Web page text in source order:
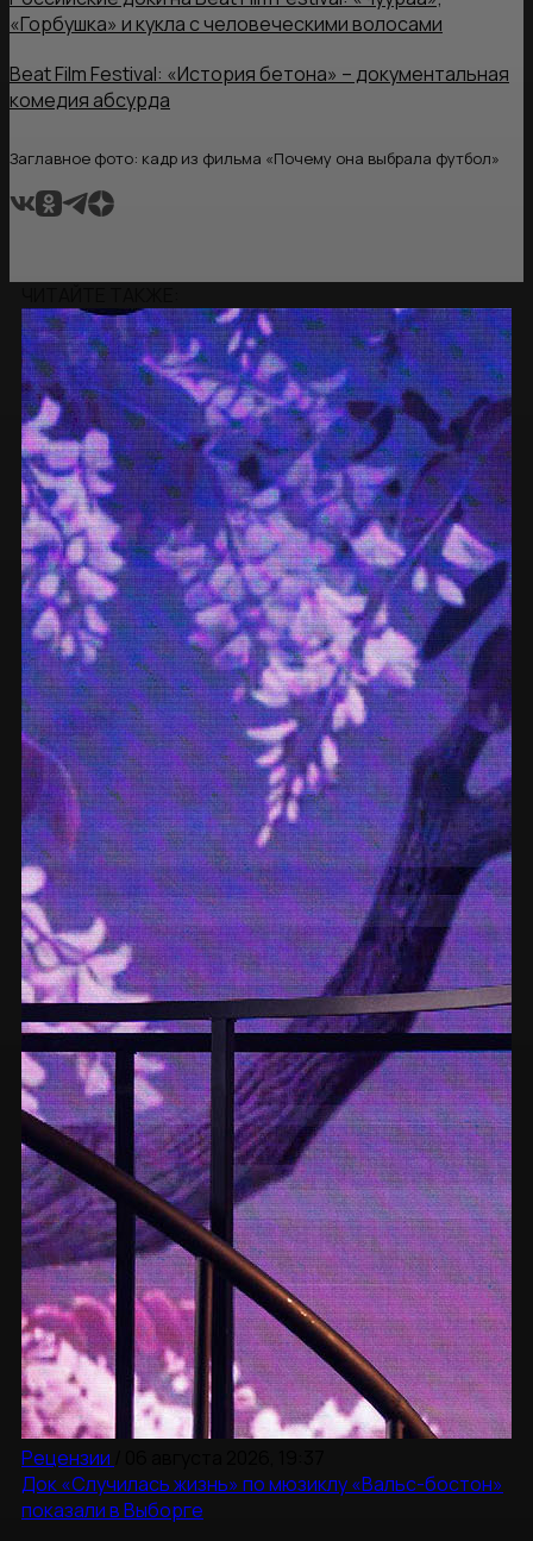
«Горбушка» и кукла с человеческими волосами
Beat Film Festival: «История бетона» – документальная
комедия абсурда
Заглавное фото: кадр из фильма «Почему она выбрала футбол»
Рецензии
Док «Случилась жизнь» по мюзиклу «Вальс-бостон»
показали в Выборге